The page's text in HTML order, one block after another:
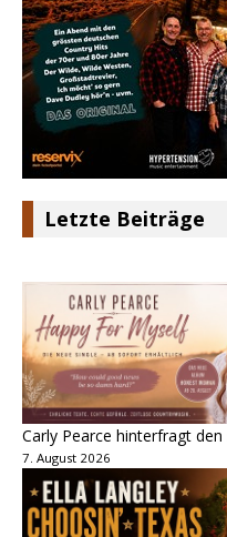
Letzte Beiträge
Carly Pearce hinterfragt
7. August 2026